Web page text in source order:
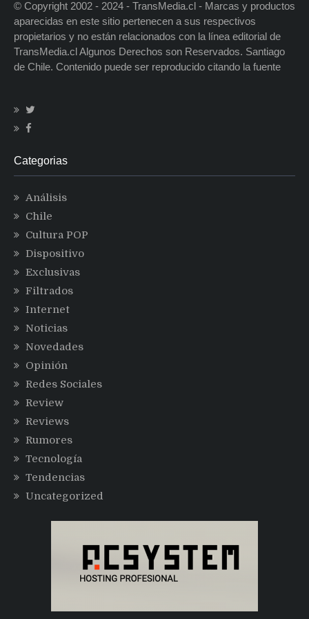
© Copyright 2002 - 2024 - TransMedia.cl - Marcas y productos
aparecidas en este sitio pertenecen a sus respectivos
propietarios y no están relacionados con la línea editorial de
TransMedia.cl Algunos Derechos son Reservados. Santiago
de Chile. Contenido puede ser reproducido citando la fuente
Categorias
Análisis
Chile
Cultura POP
Dispositivo
Exclusivas
Filtrados
Internet
Noticias
Novedades
Opinión
Redes Sociales
Review
Reviews
Rumores
Tecnología
Tendencias
Uncategorized